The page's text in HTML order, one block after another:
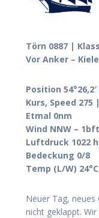
Törn 0887 |
Vor Anker –
Position 54°26,2′
Kurs, Speed 275
Etmal 0nm
Wind NNW – 1bft
Luftdruck 1022
Bedeckung 0/8
Temp (L/W)
Neuer Tag, neues
nicht geklappt.